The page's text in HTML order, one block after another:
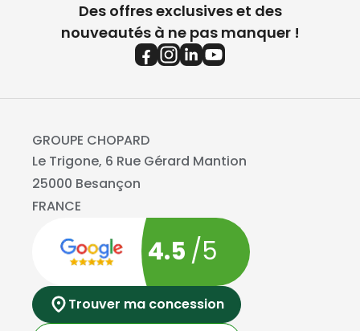
Des offres exclusives et des
nouveautés à ne pas manquer !
GROUPE CHOPARD
Le Trigone, 6 Rue Gérard Mantion
25000 Besançon
FRANCE
4.5 /5
Trouver ma concession